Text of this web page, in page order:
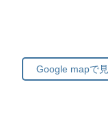
Google mapで